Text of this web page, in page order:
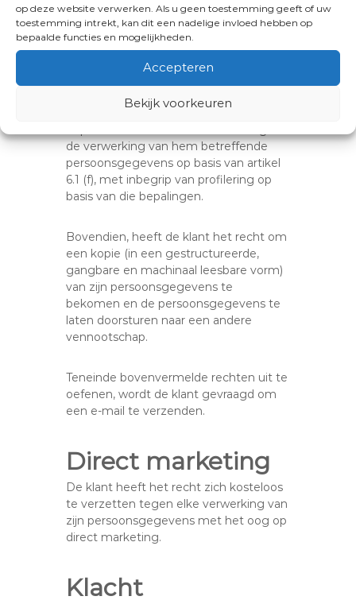
op deze website verwerken. Als u geen toestemming geeft of uw
toestemming intrekt, kan dit een nadelige invloed hebben op
bepaalde functies en mogelijkheden.
Accepteren
Bekijk voorkeuren
s
De klant heeft te allen tijde recht op
inzage van zijn persoonsgegevens en
onjuist of onvolledig zijn, ze laten
verwijderen, de verwerking ervan laten
de verwerking van hem betreffende
persoonsgegevens op basis van artikel
6.1 (f), met inbegrip van profilering op
basis van die bepalingen.
Bovendien, heeft de klant het recht om
een kopie (in een gestructureerde,
gangbare en machinaal leesbare vorm)
van zijn persoonsgegevens te
bekomen en de persoonsgegevens te
laten doorsturen naar een andere
vennootschap.
Teneinde bovenvermelde rechten uit te
oefenen, wordt de klant gevraagd om
een e-mail te verzenden.
Direct marketing
De klant heeft het recht zich kosteloos
te verzetten tegen elke verwerking van
zijn persoonsgegevens met het oog op
direct marketing.
Klacht